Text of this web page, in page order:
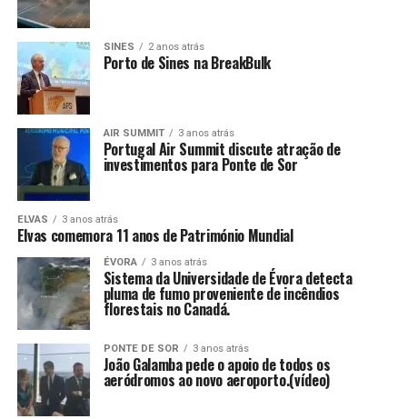
SINES 2 anos atrás
Porto de Sines na BreakBulk
AIR SUMMIT 3 anos atrás
Portugal Air Summit discute atração de
investimentos para Ponte de Sor
ELVAS 3 anos atrás
Elvas comemora 11 anos de Património Mundial
ÉVORA 3 anos atrás
Sistema da Universidade de Évora detecta
pluma de fumo proveniente de incêndios
florestais no Canadá.
PONTE DE SOR 3 anos atrás
João Galamba pede o apoio de todos os
aeródromos ao novo aeroporto.(vídeo)